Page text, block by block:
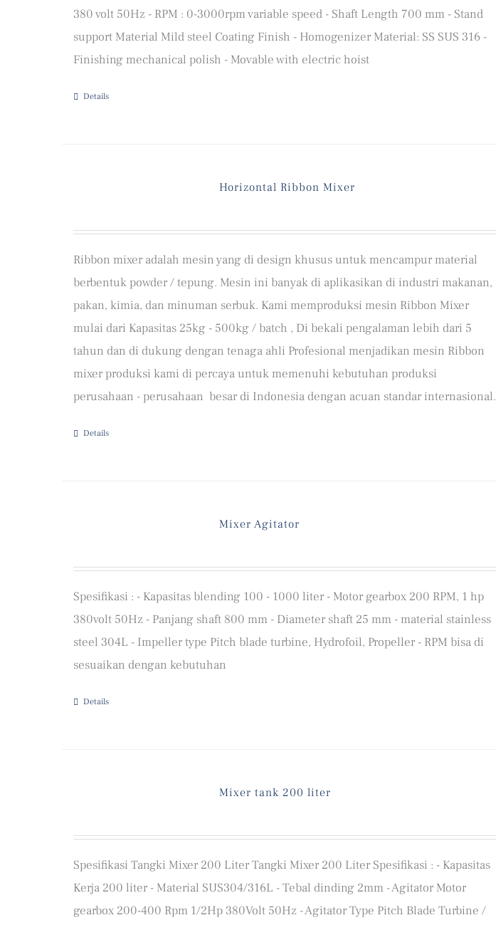
380 volt 50Hz - RPM : 0-3000rpm variable speed - Shaft Length 700 mm - Stand
support Material Mild steel Coating Finish - Homogenizer Material: SS SUS 316 -
Finishing mechanical polish - Movable with electric hoist
Details
Horizontal Ribbon Mixer
Ribbon mixer adalah mesin yang di design khusus untuk mencampur material
berbentuk powder / tepung. Mesin ini banyak di aplikasikan di industri makanan,
pakan, kimia, dan minuman serbuk. Kami memproduksi mesin Ribbon Mixer
mulai dari Kapasitas 25kg - 500kg / batch , Di bekali pengalaman lebih dari 5
tahun dan di dukung dengan tenaga ahli Profesional menjadikan mesin Ribbon
mixer produksi kami di percaya untuk memenuhi kebutuhan produksi
perusahaan - perusahaan besar di Indonesia dengan acuan standar internasional.
Details
Mixer Agitator
Spesifikasi : - Kapasitas blending 100 - 1000 liter - Motor gearbox 200 RPM, 1 hp
380volt 50Hz - Panjang shaft 800 mm - Diameter shaft 25 mm - material stainless
steel 304L - Impeller type Pitch blade turbine, Hydrofoil, Propeller - RPM bisa di
sesuaikan dengan kebutuhan
Details
Mixer tank 200 liter
Spesifikasi Tangki Mixer 200 Liter Tangki Mixer 200 Liter Spesifikasi : - Kapasitas
Kerja 200 liter - Material SUS304/316L - Tebal dinding 2mm - Agitator Motor
gearbox 200-400 Rpm 1/2Hp 380Volt 50Hz - Agitator Type Pitch Blade Turbine /